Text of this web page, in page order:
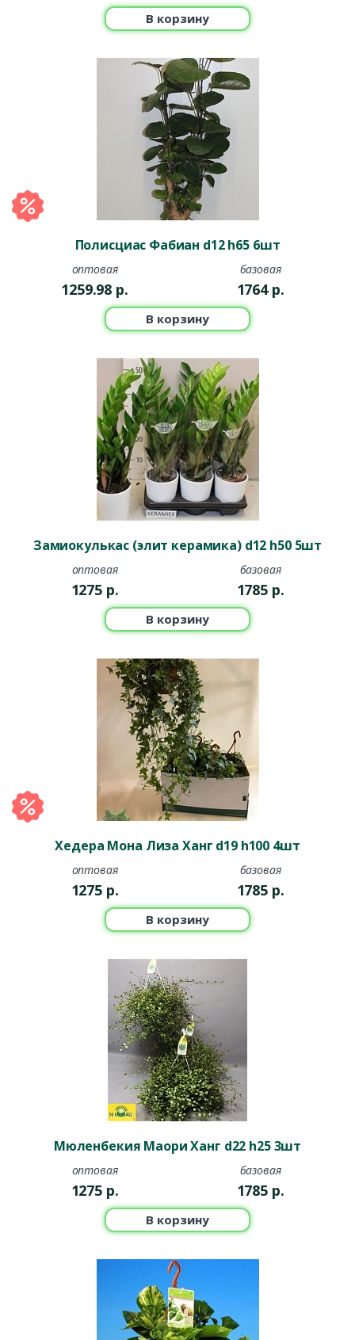
В корзину
Полисциас Фабиан d12 h65 6шт
оптовая
1259.98 р.
базовая
1764 р.
В корзину
Замиокулькас (элит керамика) d12 h50 5шт
оптовая
1275 р.
базовая
1785 р.
В корзину
Хедера Мона Лиза Ханг d19 h100 4шт
оптовая
1275 р.
базовая
1785 р.
В корзину
Мюленбекия Маори Ханг d22 h25 3шт
оптовая
1275 р.
базовая
1785 р.
В корзину